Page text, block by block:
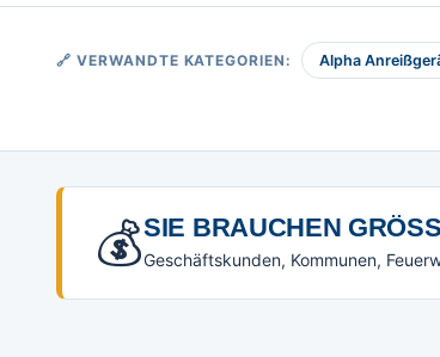
🔗 VERWANDTE KATEGORIEN: Alpha
💰SIE BRAUCHEN
Geschäftskunden, Kommunen,